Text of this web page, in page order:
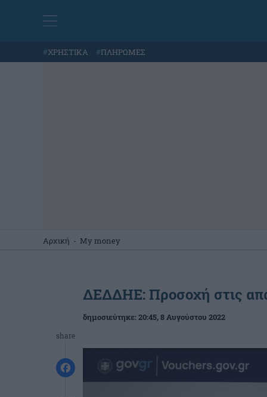
#ΧΡΗΣΤΙΚΑ #ΠΛΗΡΩΜΕΣ
Αρχική - My money
share
ΔΕΔΔΗΕ: Προσοχή στις
δημοσιεύτηκε:20:45, 8 Αυγούστου 2022